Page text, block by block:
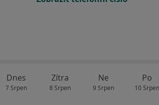
Dnes
7 Srpen
Zítra
8 Srpen
Ne
9 Srpen
Po
10 Srpen